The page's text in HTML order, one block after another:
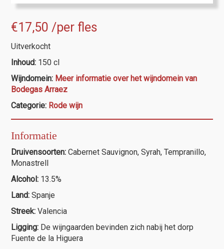
€17,50 /per fles
Uitverkocht
Inhoud: 150 cl
Wijndomein: Meer informatie over het wijndomein van
Bodegas Arraez
Categorie: Rode wijn
Informatie
Druivensoorten:Cabernet Sauvignon, Syrah, Tempranillo,
Monastrell
Alcohol: 13.5%
Land:Spanje
Streek: Valencia
Ligging: De wijngaarden bevinden zich nabij het dorp
Fuente de la Higuera